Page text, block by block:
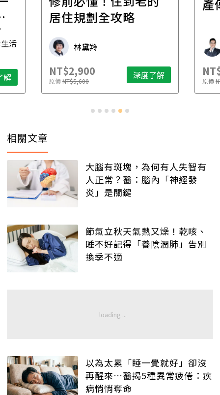
活
解
居住規劃全攻略
林黛羚
NT$2,900
原價NT$5,600 深度了解
產
原價
相關文章
大腦有斑塊，為何有人失智有
人正常？醫：腦內「神經發
炎」是關鍵
節氣立秋天氣熱又燥！乾咳、
睡不好記得「養陰潤肺」告別
換季不適
以為太累「睡一覺就好」卻沒
再醒來…醫揭5種異常疲倦：疾
病悄悄奪命